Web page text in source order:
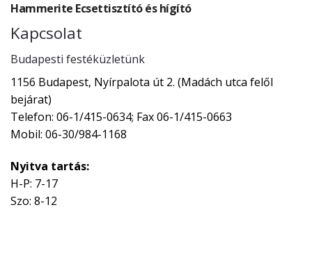
Hammerite Ecsettisztító és hígító
Kapcsolat
Budapesti festéküzletünk
1156 Budapest, Nyírpalota út 2. (Madách utca felől
bejárat)
Telefon: 06-1/415-0634; Fax 06-1/415-0663
Mobil: 06-30/984-1168
Nyitva tartás:
H-P: 7-17
Szo: 8-12